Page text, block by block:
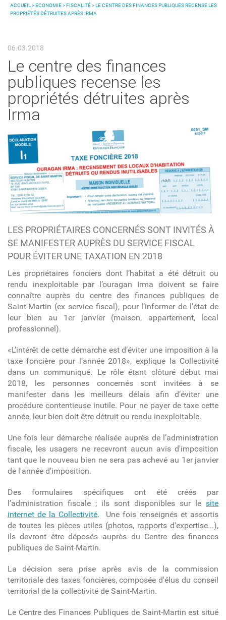
VOUS ÊTES ICI
ACCUEIL >ECONOMIE>FISCALITÉ> LE CENTRE DES FINANCES PUBLIQUES RECENSE LES
PROPRIÉTÉS DÉTRUITES APRÈS IRMA
06.03.2018
Le centre des finances
publiques recense les
propriétés détruites après
Irma
LES PROPRIÉTAIRES CONCERNÉS SONT INVITÉS À
SE MANIFESTER AUPRÈS DU SERVICE FISCAL
POUR ÉVITER UNE TAXATION EN 2018
Les propriétaires fonciers dont l’habitat a été détruit ou
rendu inexploitable par l’ouragan Irma doivent se faire
connaître auprès du centre des finances publiques de
Saint-Martin (ex service fiscal), pour l’informer de l’état de
leur bien au 1er janvier (maison, appartement, local
professionnel).
«L’intérêt de cette démarche est d’éviter une imposition à la
taxe foncière pour l’année 2018», explique la Collectivité
dans un communiqué. Le rôle étant clôturé début mai
2018, les personnes concernés sont invitées à se
manifester dans les meilleurs délais afin d’éviter une
procédure contentieuse inutile. Pour ne payer de taxe cette
année, leur bien doit être détruit ou rendu inexploitable.
Une fois leur démarche réalisée auprès de l’administration
fiscale, les usagers ne recevront aucun avis d'imposition
tant que le nouveau bien ne sera pas achevé au 1er janvier
de l'année d'imposition.
Des formulaires spécifiques ont été créés par
l’administration fiscale ; ils sont disponibles sur lesite
internet de la Collectivité. Une fois renseignés et assortis
de toutes les pièces utiles (photos, rapports d'expertise...),
ils devront être déposés auprès du Centre des finances
publiques de Saint-Martin.
La décision sera prise après avis de la commission
territoriale des taxes foncières, composée d'élus du conseil
territorial de la collectivité de Saint-Martin.
Le Centre des Finances Publiques de Saint-Martin est situé